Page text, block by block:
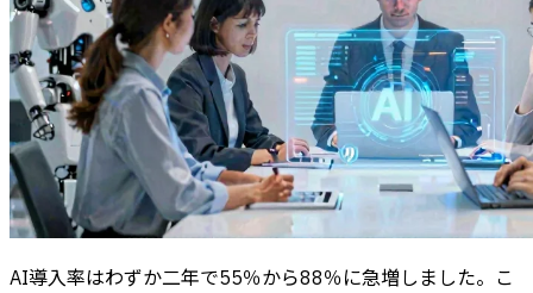
AI導入率はわずか二年で55％から88％に急増しました。こ